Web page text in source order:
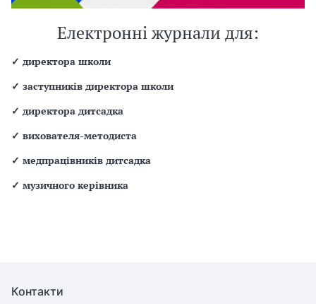
Електронні журнали для:
✓ директора школи
✓ заступників директора школи
✓ директора дитсадка
✓ вихователя-методиста
✓ медпрацівників дитсадка
✓ музичного керівника
Контакти